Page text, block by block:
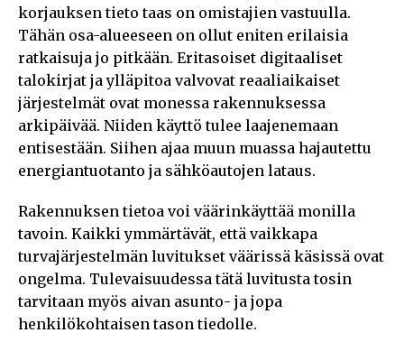
korjauksen tieto taas on omistajien vastuulla.
Tähän osa-alueeseen on ollut eniten erilaisia
ratkaisuja jo pitkään. Eritasoiset digitaaliset
talokirjat ja ylläpitoa valvovat reaaliaikaiset
järjestelmät ovat monessa rakennuksessa
arkipäivää. Niiden käyttö tulee laajenemaan
entisestään. Siihen ajaa muun muassa hajautettu
energiantuotanto ja sähköautojen lataus.
Rakennuksen tietoa voi väärinkäyttää monilla
tavoin. Kaikki ymmärtävät, että vaikkapa
turvajärjestelmän luvitukset väärissä käsissä ovat
ongelma. Tulevaisuudessa tätä luvitusta tosin
tarvitaan myös aivan asunto- ja jopa
henkilökohtaisen tason tiedolle.